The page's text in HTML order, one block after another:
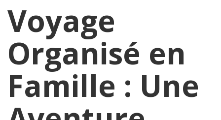
Voyage
Organisé en
Famille : Une